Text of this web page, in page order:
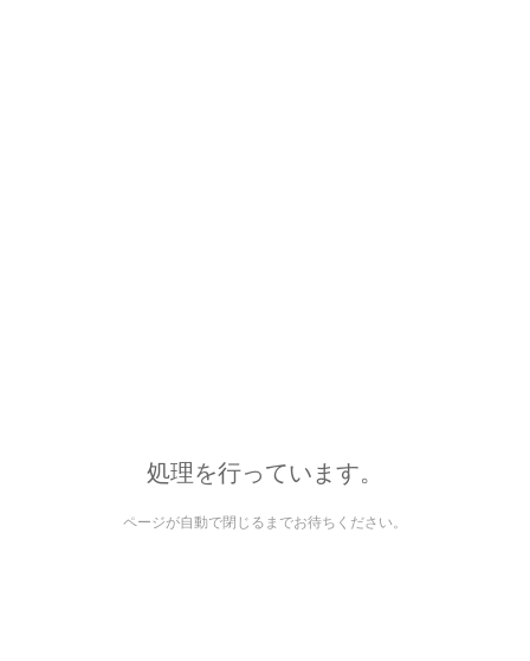
処理を行っています。
ページが自動で閉じるまでお待ちください。